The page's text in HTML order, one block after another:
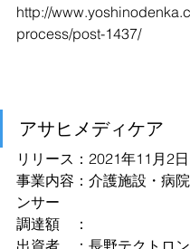
http://
process/post-1437/
アサヒメディケア
リリース：2021年11月2日
事業内容：介護施設・病
ンサー
調達額　：
出資者　：長野テクトロン